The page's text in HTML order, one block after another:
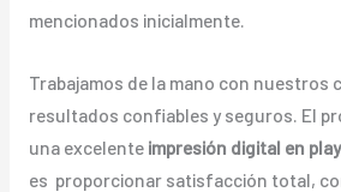
mencionados inicialmente.
Trabajamos de la mano con nuestros
resultados confiables y seguros. El
una excelente impresión digital en
es proporcionar satisfacción total,